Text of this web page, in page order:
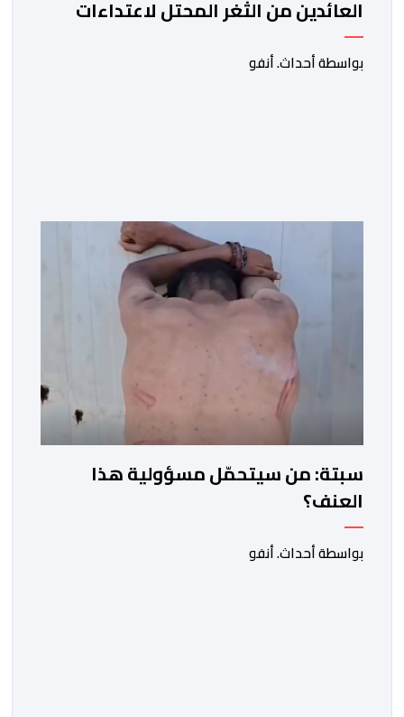
العائدين من الثغر المحتل لاعتداءات
جسيمة من قبل الحرس المدني
الاسباني
بواسطة أحداث. أنفو
سبتة: من سيتحمّل مسؤولية هذا
العنف؟
بواسطة أحداث. أنفو